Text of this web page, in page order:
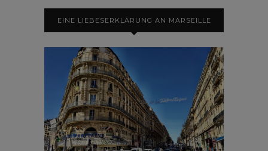
EINE LIEBESERKLÄRUNG AN MARSEILLE